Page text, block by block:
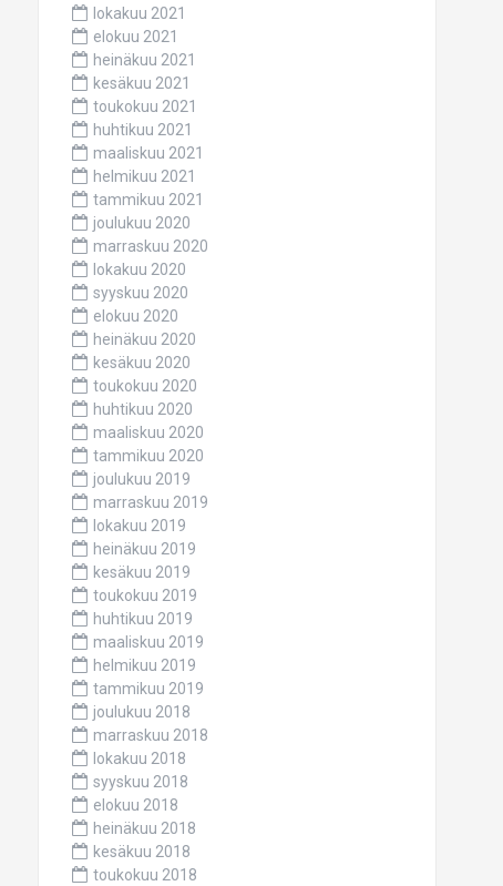
lokakuu 2021
elokuu 2021
heinäkuu 2021
kesäkuu 2021
toukokuu 2021
huhtikuu 2021
maaliskuu 2021
helmikuu 2021
tammikuu 2021
joulukuu 2020
marraskuu 2020
lokakuu 2020
syyskuu 2020
elokuu 2020
heinäkuu 2020
kesäkuu 2020
toukokuu 2020
huhtikuu 2020
maaliskuu 2020
tammikuu 2020
joulukuu 2019
marraskuu 2019
lokakuu 2019
heinäkuu 2019
kesäkuu 2019
toukokuu 2019
huhtikuu 2019
maaliskuu 2019
helmikuu 2019
tammikuu 2019
joulukuu 2018
marraskuu 2018
lokakuu 2018
syyskuu 2018
elokuu 2018
heinäkuu 2018
kesäkuu 2018
toukokuu 2018